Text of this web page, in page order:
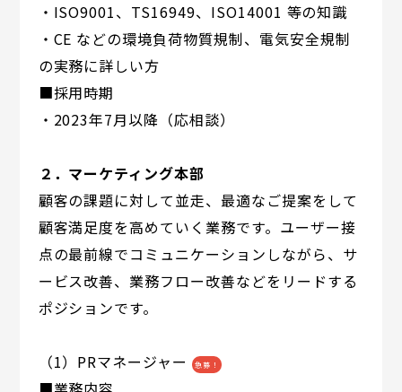
・ISO9001、TS16949、ISO14001 等の知識
・CE などの環境負荷物質規制、電気安全規制
の実務に詳しい方
■採用時期
・2023年7月以降（応相談）
２．マーケティング本部
顧客の課題に対して並走、最適なご提案をして
顧客満足度を高めていく業務です。ユーザー接
点の最前線でコミュニケーションしながら、サ
ービス改善、業務フロー改善などをリードする
ポジションです。
（1）PRマネージャー 急募！